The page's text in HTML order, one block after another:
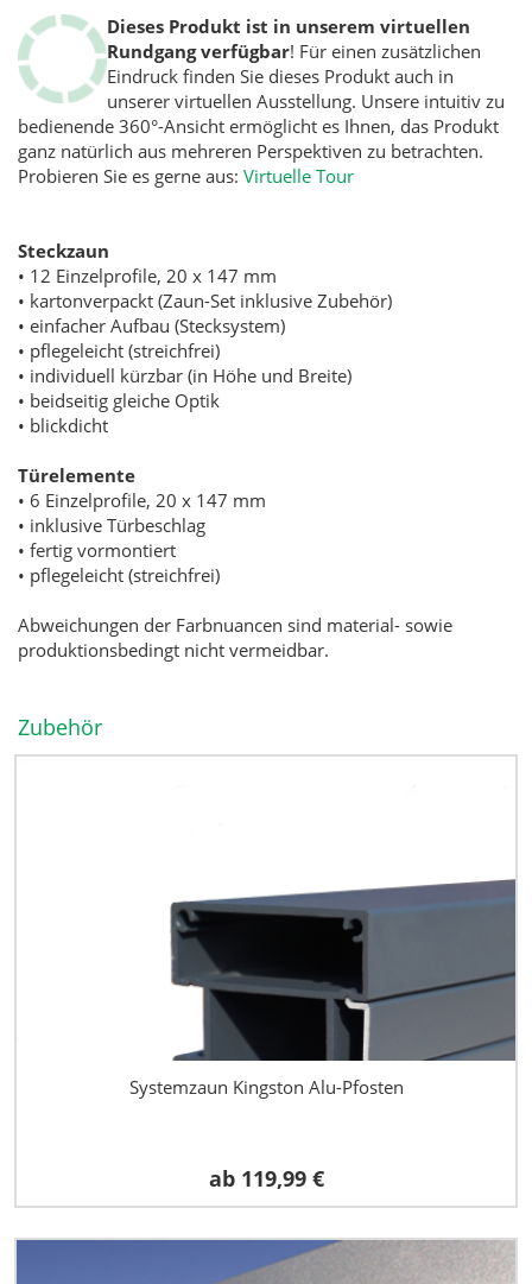
Dieses Produkt ist in unserem virtuellen
Rundgang verfügbar! Für einen zusätzlichen
Eindruck finden Sie dieses Produkt auch in
unserer virtuellen Ausstellung. Unsere intuitiv zu
bedienende 360°-Ansicht ermöglicht es Ihnen, das Produkt
ganz natürlich aus mehreren Perspektiven zu betrachten.
Probieren Sie es gerne aus: Virtuelle Tour
Steckzaun
• 12 Einzelprofile, 20 x 147 mm
• kartonverpackt (Zaun-Set inklusive Zubehör)
• einfacher Aufbau (Stecksystem)
• pflegeleicht (streichfrei)
• individuell kürzbar (in Höhe und Breite)
• beidseitig gleiche Optik
• blickdicht
Türelemente
• 6 Einzelprofile, 20 x 147 mm
• inklusive Türbeschlag
• fertig vormontiert
• pflegeleicht (streichfrei)
Abweichungen der Farbnuancen sind material- sowie
produktionsbedingt nicht vermeidbar.
Zubehör
Systemzaun Kingston Alu-Pfosten
ab 119,99 €